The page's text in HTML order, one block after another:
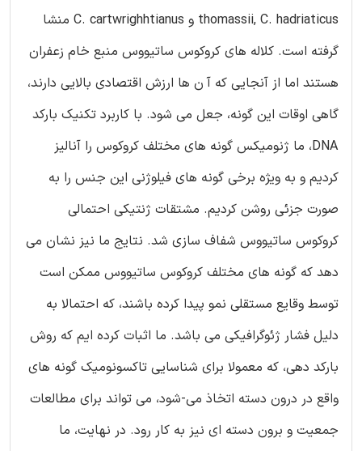
thomassii, C. hadriaticus و C. cartwrighhtianus منشا
گرفته است. کلاله های کروکوس ساتیووس منبع خام زعفران
هستند اما از آنجایی که آ ن ها ارزش اقتصادی بالایی دارند،
گاهی اوقات این گونه، جعل می شود. با کاربرد تکنیک بارکد
DNA، ما ژنومیکس گونه های مختلف کروکوس را آنالیز
کردیم و به ویژه برخی گونه های فیلوژنی این جنس را به
صورت جزئی روشن کردیم. مشتقات ژنتیکی احتمالی
کروکوس ساتیووس شفاف سازی شد. نتایج ما نیز نشان می
دهد که گونه های مختلف کروکوس ساتیووس ممکن است
توسط وقایع مستقلی نمو پیدا کرده باشند، که احتمالا به
دلیل فشار ژئوگرافیکی می باشد. ما اثبات کرده ایم که روش
بارکد دهی، که معمولا برای شناسایی تاکسونومیک گونه های
واقع در درون دسته اتخاذ می-شود، می تواند برای مطالعات
جمعیت و برون دسته ای نیز به کار رود. در نهایت، ما